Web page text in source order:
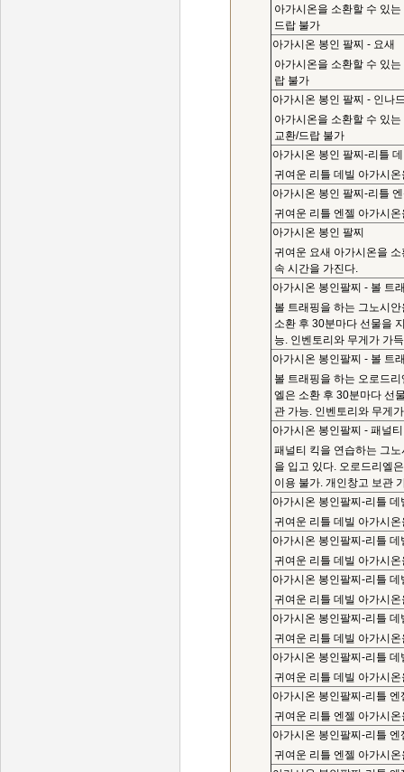
아가시온을 소환할 수 있
드랍 불가
아가시온 봉인 팔찌 - 요새
아가시온을 소환할 수 있
랍 불가
아가시온 봉인 팔찌 - 인나
아가시온을 소환할 수 있
교환/드랍 불가
아가시온 봉인 팔찌-리틀
귀여운 리틀 데빌 아가시
아가시온 봉인 팔찌-리틀
귀여운 리틀 엔젤 아가시
아가시온 봉인 팔찌
귀여운 요새 아가시온을
속 시간을 가진다.
아가시온 봉인팔찌 - 볼 트
볼 트래핑을 하는 그노시
소환 후 30분마다 선물을
능. 인벤토리와 무게가 가
아가시온 봉인팔찌 - 볼 트
볼 트래핑을 하는 오로드
엘은 소환 후 30분마다 선
관 가능. 인벤토리와 무게
아가시온 봉인팔찌 - 패널
패널티 킥을 연습하는 그
을 입고 있다. 오로드리엘
이용 불가. 개인창고 보관
아가시온 봉인팔찌-리틀 데
귀여운 리틀 데빌 아가시
아가시온 봉인팔찌-리틀 데
귀여운 리틀 데빌 아가시
아가시온 봉인팔찌-리틀 데
귀여운 리틀 데빌 아가시
아가시온 봉인팔찌-리틀 데
귀여운 리틀 데빌 아가시
아가시온 봉인팔찌-리틀 데
귀여운 리틀 데빌 아가시
아가시온 봉인팔찌-리틀 엔
귀여운 리틀 엔젤 아가시
아가시온 봉인팔찌-리틀 엔
귀여운 리틀 엔젤 아가시